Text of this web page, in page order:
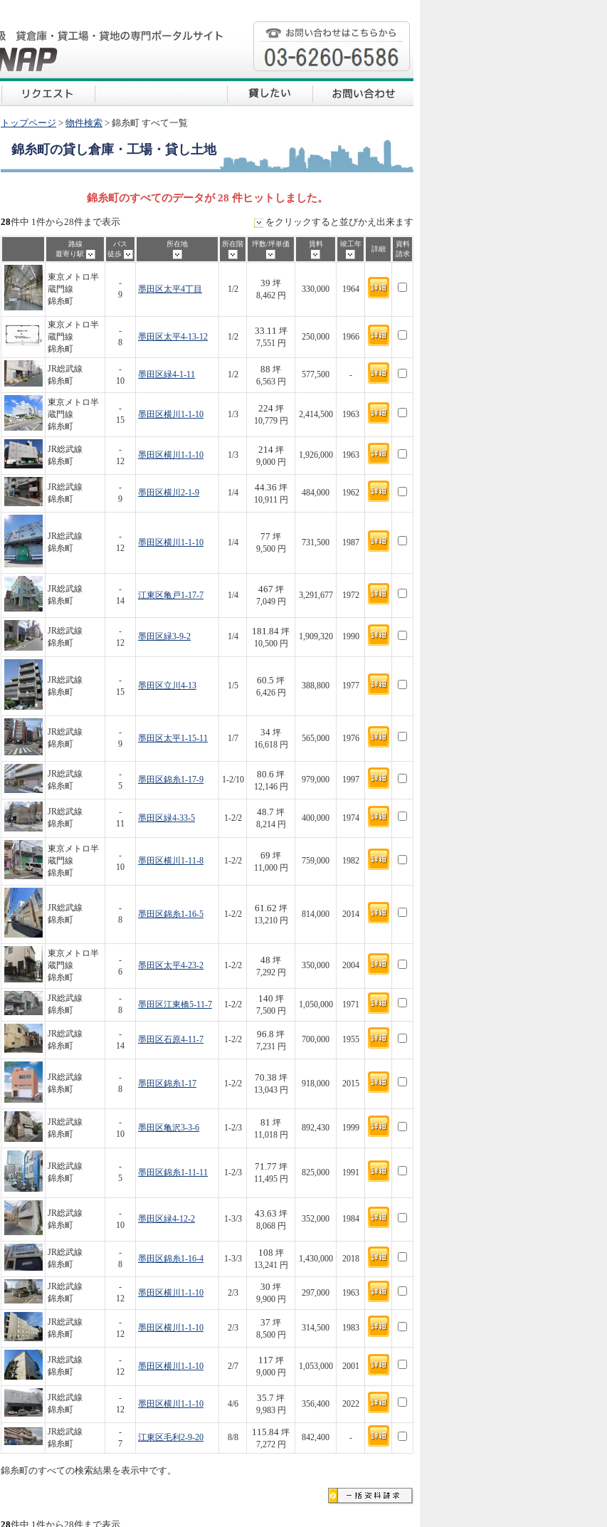
トップページ > 物件検索 > 錦糸町 すべて一覧
錦糸町 の貸し倉庫・工場・貸し土地
錦糸町のすべてのデータが 28 件ヒットしました。
28件中 1件から28件まで表示 をクリックすると並びかえ出来ます
路線
最寄り駅
バス
徒歩
所在地 所在階 坪数/坪単価 賃料 竣工年
詳細
資料
請求
東京メトロ半
蔵門線
錦糸町
-
9
墨田区太平4丁目 1/2
39 坪
8,462 円
330,000 1964
東京メトロ半
蔵門線
錦糸町
-
8
墨田区太平4-13-12 1/2
33.11 坪
7,551 円
250,000 1966
JR総武線
錦糸町
-
10
墨田区緑4-1-11 1/2
88 坪
6,563 円
577,500 -
東京メトロ半
蔵門線
錦糸町
-
15
墨田区横川1-1-10 1/3
224坪
10,779 円
2,414,500 1963
JR総武線
錦糸町
-
12
墨田区横川1-1-10 1/3
214坪
9,000 円
1,926,000 1963
JR総武線
錦糸町
-
9
墨田区横川2-1-9 1/4
44.36 坪
10,911 円
484,000 1962
JR総武線
錦糸町
-
12
墨田区横川1-1-10 1/4
77 坪
9,500 円
731,500 1987
JR総武線
錦糸町
-
14
江東区亀戸1-17-7 1/4
467 坪
7,049 円
3,291,677 1972
JR総武線
錦糸町
-
12
墨田区緑3-9-2 1/4
181.84 坪
10,500 円
1,909,320 1990
JR総武線
錦糸町
-
15
墨田区立川4-13 1/5
60.5 坪
6,426 円
388,800 1977
JR総武線
錦糸町
-
9
墨田区太平1-15-11 1/7
34 坪
16,618 円
565,000 1976
JR総武線
錦糸町
-
5
墨田区錦糸1-17-9 1-2/10
80.6 坪
12,146 円
979,000 1997
JR総武線
錦糸町
-
11
墨田区緑4-33-5 1-2/2
48.7 坪
8,214 円
400,000 1974
東京メトロ半
蔵門線
錦糸町
-
10
墨田区横川1-11-8 1-2/2
69 坪
11,000 円
759,000 1982
JR総武線
錦糸町
-
8
墨田区錦糸1-16-5 1-2/2
61.62 坪
13,210 円
814,000 2014
東京メトロ半
蔵門線
錦糸町
-
6
墨田区太平4-23-2 1-2/2
48 坪
7,292 円
350,000 2004
JR総武線
錦糸町
-
8
墨田区江東橋5-11-7 1-2/2
140 坪
7,500 円
1,050,000 1971
JR総武線
錦糸町
-
14
墨田区石原4-11-7 1-2/2
96.8 坪
7,231 円
700,000 1955
JR総武線
錦糸町
-
8
墨田区錦糸1-17 1-2/2
70.38 坪
13,043 円
918,000 2015
JR総武線
錦糸町
-
10
墨田区亀沢3-3-6 1-2/3
81 坪
11,018 円
892,430 1999
JR総武線
錦糸町
-
5
墨田区錦糸1-11-11 1-2/3
71.77 坪
11,495 円
825,000 1991
JR総武線
錦糸町
-
10
墨田区緑4-12-2 1-3/3
43.63 坪
8,068 円
352,000 1984
JR総武線
錦糸町
-
8
墨田区錦糸1-16-4 1-3/3
108 坪
13,241 円
1,430,000 2018
JR総武線
錦糸町
-
12
墨田区横川1-1-10 2/3
30 坪
9,900 円
297,000 1963
JR総武線
錦糸町
-
12
墨田区横川1-1-10 2/3
37 坪
8,500 円
314,500 1983
JR総武線
錦糸町
-
12
墨田区横川1-1-10 2/7
117 坪
9,000 円
1,053,000 2001
JR総武線
錦糸町
-
12
墨田区横川1-1-10 4/6
35.7 坪
9,983 円
356,400 2022
JR総武線
錦糸町
-
7
江東区毛利2-9-20 8/8
115.84 坪
7,272 円
842,400 -
錦糸町のすべての検索結果を表示中です。
28件中 1件から28件まで表示